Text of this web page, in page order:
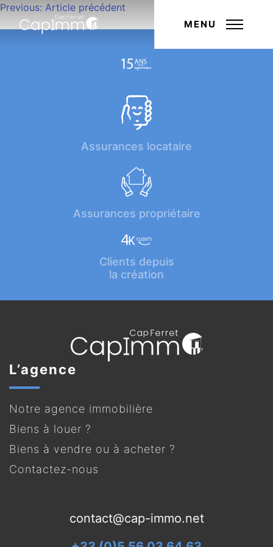
MENU
Navigation
de
Previous: Article précédent
Assurances locataire
Assurances propriétaire
Clients depuis
la création
L’agence
Notre agence immobilière
Biens à louer ?
Biens à vendre ou à acheter ?
Contactez-nous
contact@cap-immo.net